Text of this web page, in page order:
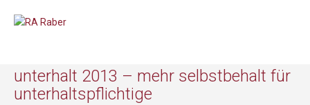
unterhalt 2013 – mehr selbstbehalt für
unterhaltspflichtige